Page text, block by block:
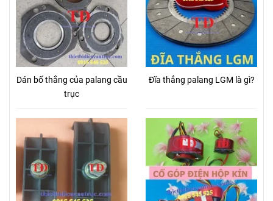
Dán bố thắng của palang cầu
trục
Đĩa thắng palang LGM là gì?